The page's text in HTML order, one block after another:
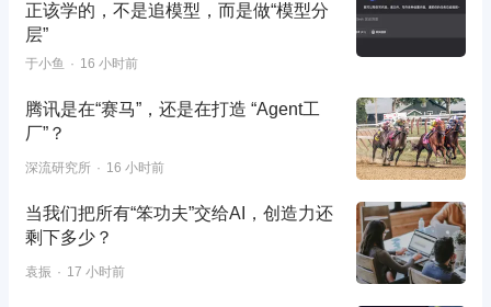
正该学的，不是追模型，而是做“模型分
层”
于小鱼 16 小时前
腾讯是在“赛马”，还是在打造 “Agent工
厂”？
深流研究所 16 小时前
当我们把所有“笨功夫”交给AI，创造力还
剩下多少？
袁振 17 小时前